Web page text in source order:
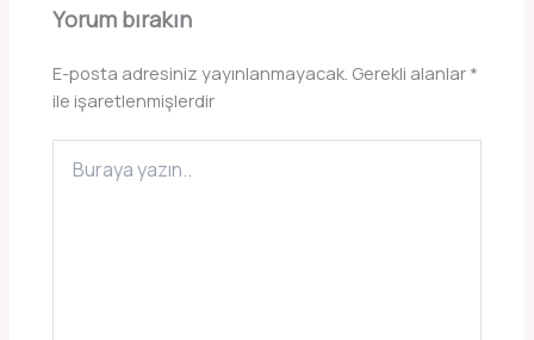
Yorum bırakın
E-posta adresiniz yayınlanmayacak. Gerekli alanlar *
ile işaretlenmişlerdir
yazın..